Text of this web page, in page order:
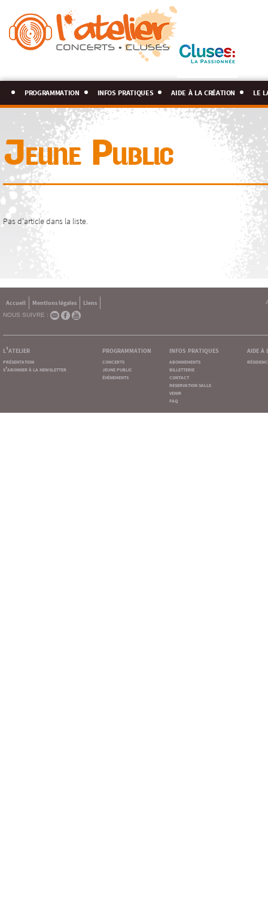
programmation infos pratiques aide à la création le
Jeune Public
Pas d'article dans la liste.
Accueil Mentions légales
Liens
NOUS SUIVRE :
l'atelier
présentation
s'abonner à la newsletter
programmation
concerts
jeune public
événements
infos pratiques
abonnements
billetterie
contact
reservation salle
venir
faq
aide